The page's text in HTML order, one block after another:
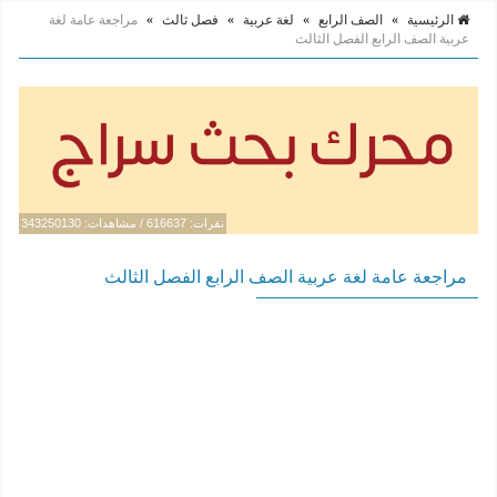
الرئيسية » الصف الرابع » لغة عربية » فصل ثالث » مراجعة عامة لغة
عربية الصف الرابع الفصل الثالث
نقرات: 616637 / مشاهدات: 343250130
مراجعة عامة لغة عربية الصف الرابع الفصل الثالث